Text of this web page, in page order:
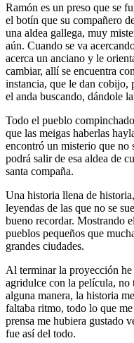
Ramón es un preso que se
el botín que su compañero
una aldea gallega, muy
aún. Cuando se va
acerca un anciano y le
cambiar, allí se encuentra
instancia, que le dan cobijo,
el anda buscando, dándole
Todo el pueblo
que las meigas haberlas
encontró un misterio que no
podrá salir de esa aldea de
santa compaña.
Una historia llena de
leyendas de las que no se
bueno recordar. Mostrando
pueblos pequeños que
grandes ciudades.
Al terminar la proyección
agridulce con la película, no
alguna manera, la historia
faltaba ritmo, todo lo que
prensa me hubiera gustado
fue así del todo.